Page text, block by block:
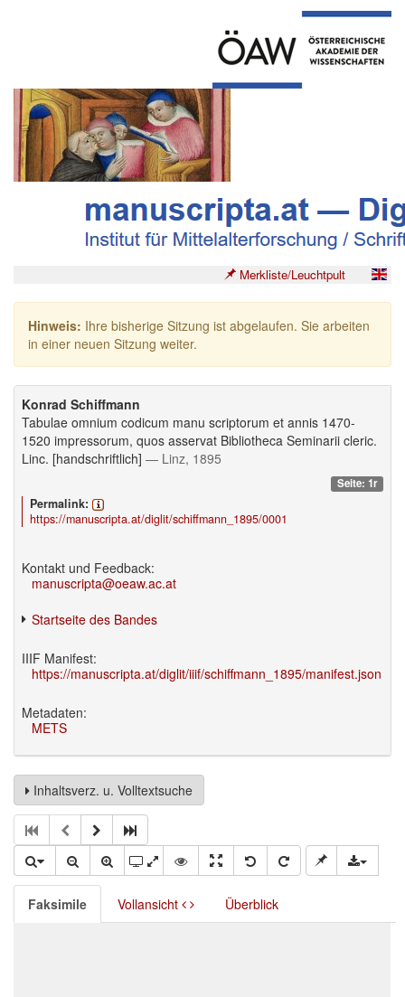
Merkliste/Leuchtpult
Hinweis: Ihre bisherige Sitzung ist abgelaufen. Sie arbeiten
in einer neuen Sitzung weiter.
Konrad Schiffmann
Tabulae omnium codicum manu scriptorum et annis 1470-
1520 impressorum, quos asservat Bibliotheca Seminarii cleric.
Linc. [handschriftlich] — Linz, 1895
Seite: 1r
Permalink:
https://manuscripta.at/diglit/schiffmann_1895/0001
Kontakt und Feedback:
manuscripta@oeaw.ac.at
Startseite des Bandes
IIIF Manifest:
https://manuscripta.at/diglit/iiif/schiffmann_1895/manifest.json
Metadaten:
METS
Inhaltsverz. u. Volltextsuche
Faksimile Vollansicht Überblick